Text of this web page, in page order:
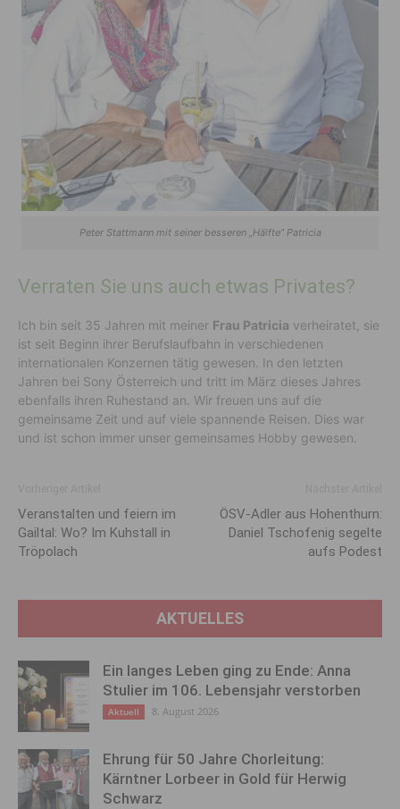
Peter Stattmann mit seiner besseren „Hälfte“ Patricia
Verraten Sie uns auch etwas Privates?
Ich bin seit 35 Jahren mit meiner Frau Patricia verheiratet, sie
ist seit Beginn ihrer Berufslaufbahn in verschiedenen
internationalen Konzernen tätig gewesen. In den letzten
Jahren bei Sony Österreich und tritt im März dieses Jahres
ebenfalls ihren Ruhestand an. Wir freuen uns auf die
gemeinsame Zeit und auf viele spannende Reisen. Dies war
und ist schon immer unser gemeinsames Hobby gewesen.
Veranstalten und feiern im
Gailtal: Wo? Im Kuhstall in
Tröpolach
ÖSV-Adler aus Hohenthurn:
Daniel Tschofenig segelte
aufs Podest
AKTUELLES
Ein langes Leben ging zu Ende: Anna
Stulier im 106. Lebensjahr verstorben
Aktuell 8. August 2026
Ehrung für 50 Jahre Chorleitung:
Kärntner Lorbeer in Gold für Herwig
Schwarz